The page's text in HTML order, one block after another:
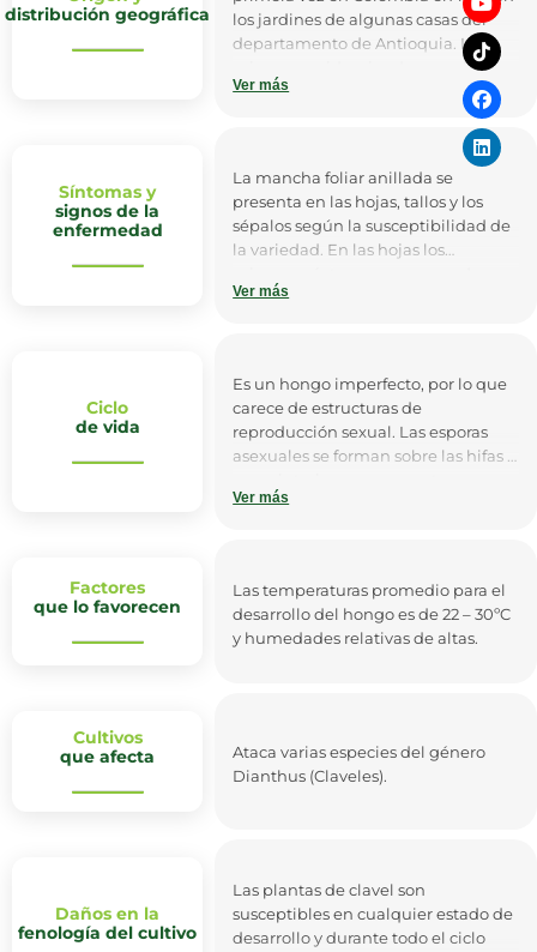
distribución geográfica
los jardines de algunas casas del
departamento de Antioquia. Las
primeras epidemias de mancha
foliar anillas se presentaron en 1972
y 1973, y llevaron incluso al instituto
Colombiano Agropecuario a tomar
medidas cuarentenarias en algunos
cultivos, con la prohibición de
exportar claveles hasta tanto la
enfermedad no se erradicara.
Esta enfermedad se encuentra
reportada en países como España,
Ver más
Síntomas y
signos de la
enfermedad
La mancha foliar anillada se
presenta en las hojas, tallos y los
sépalos según la susceptibilidad de
la variedad. En las hojas los
puntos cloróticos de apariencia
menores a 1 mm de diámetro, que
son difíciles de evidenciar a trasluz.
En algunos casos las manchas
presentan un halo violáceo
alrededor de la lesión, observándose
Ver más
Ciclo
de vida
Es un hongo imperfecto, por lo que
carece de estructuras de
reproducción sexual. Las esporas
asexuales se forman sobre las hifas o
expuestas libremente a la
vegetales y plantas hospederas.
Las esporas que germinan penetran
los tejidos susceptibles
diseminadas por el viento. El
crecimiento del micelio y la
producción de conidias son
lo que permite una rápida
germinación de las esporas y
penetración del tubo germinativo
Ver más
Factores
que lo favorecen
Las temperaturas promedio para el
desarrollo del hongo es de 22 – 30ºC
y humedades relativas de altas.
Cultivos
que afecta
Ataca varias especies del género
Dianthus (Claveles).
Daños en la
fenología del cultivo
Las plantas de clavel son
susceptibles en cualquier estado de
desarrollo y durante todo el ciclo